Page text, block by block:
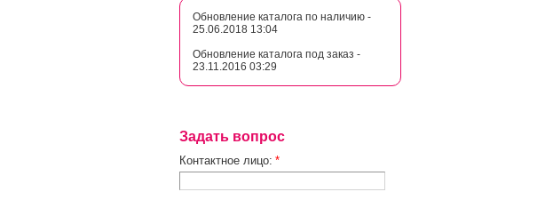
Обновление каталога по наличию -
25.06.2018 13:04
Обновление каталога под заказ -
23.11.2016 03:29
Задать вопрос
Контактное лицо: *